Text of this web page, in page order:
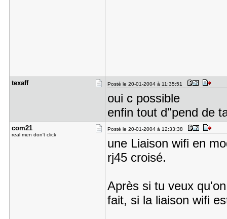
texaff Posté le 20-01-2004 à 11:35:51
oui c possible
enfin tout d"pend de
com21
real men don't click
Posté le 20-01-2004 à 12:33:38
une Liaison wifi en
rj45 croisé.
Après si tu veux
fait, si la liaison wifi